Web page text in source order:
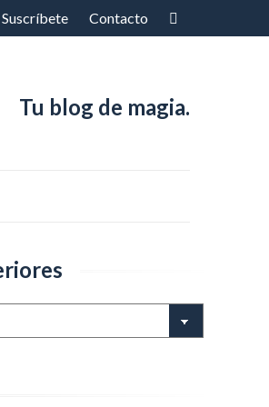
Suscríbete Contacto
Tu blog de magia.